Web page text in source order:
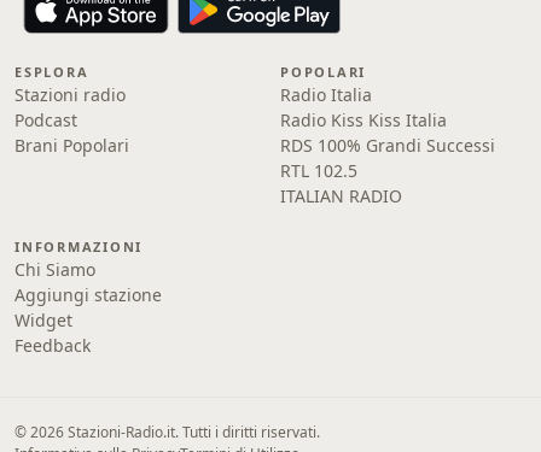
ESPLORA
Stazioni radio
Podcast
Brani Popolari
POPOLARI
Radio Italia
Radio Kiss Kiss Italia
RDS 100% Grandi Successi
RTL 102.5
ITALIAN RADIO
INFORMAZIONI
Chi Siamo
Aggiungi stazione
Widget
Feedback
© 2026 Stazioni-Radio.it. Tutti i diritti riservati.